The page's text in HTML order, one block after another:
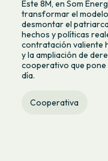
Este 8M, en Som
transformar el
desmontar el
hechos y políticas
contratación valiente
y la ampliación de
cooperativo que
día.
Cooperativa